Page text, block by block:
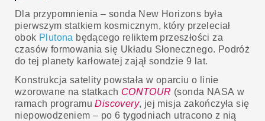
Dla przypomnienia – sonda New Horizons była
pierwszym statkiem kosmicznym, który przeleciał
obok Plutona będącego reliktem przeszłości za
czasów formowania się Układu Słonecznego. Podróż
do tej planety karłowatej zajął sondzie 9 lat.
Konstrukcja satelity powstała w oparciu o linie
wzorowane na statkach CONTOUR (sonda NASA w
ramach programuDiscovery, jej misja zakończyła się
niepowodzeniem – po 6 tygodniach utracono z nią